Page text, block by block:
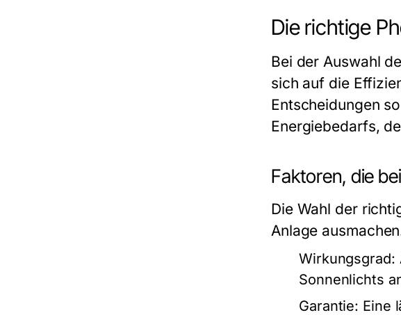
Die richtige
Bei der Auswahl
sich auf die
Entscheidungen
Energiebedarfs,
Faktoren, die
Die Wahl der
Anlage
Wirkungsgrad:
Sonnenlichts
Garantie: Eine